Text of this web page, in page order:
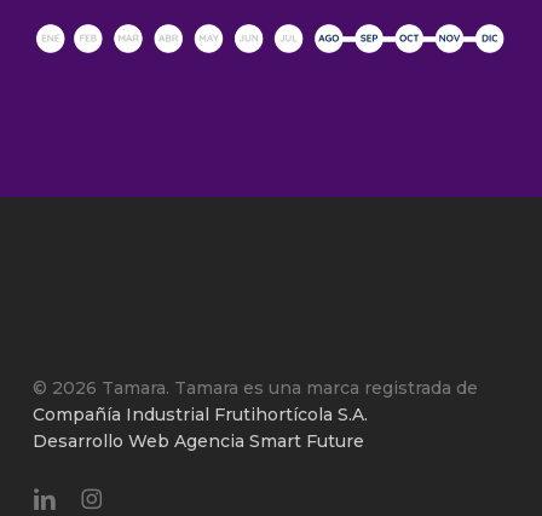
© 2026 Tamara. Tamara es una marca registrada de
Compañía Industrial Frutihortícola S.A.
Desarrollo Web Agencia Smart Future
linkedininstagram